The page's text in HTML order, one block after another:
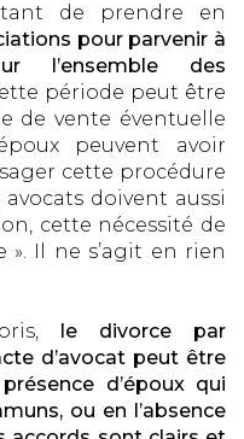
de prendre en
pour parvenir à
l’ensemble des
période peut être
de vente éventuelle
peuvent avoir
cette procédure
doivent aussi
cette nécessité de
». Il ne s’agit en rien
le divorce par
d’avocat peut être
d’époux qui
ou en l’absence